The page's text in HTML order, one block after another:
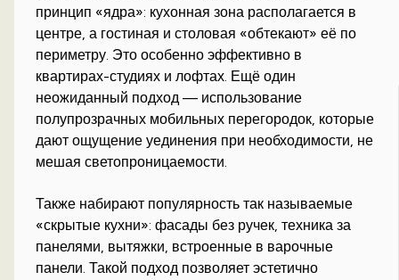
принцип «ядра»: кухонная зона располагается в
центре, а гостиная и столовая «обтекают» её по
периметру. Это особенно эффективно в
квартирах-студиях и лофтах. Ещё один
неожиданный подход — использование
полупрозрачных мобильных перегородок, которые
дают ощущение уединения при необходимости, не
мешая светопроницаемости.
Также набирают популярность так называемые
«скрытые кухни»: фасады без ручек, техника за
панелями, вытяжки, встроенные в варочные
панели. Такой подход позволяет эстетично